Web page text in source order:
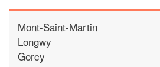
Mont-Saint-Martin
Longwy
Gorcy